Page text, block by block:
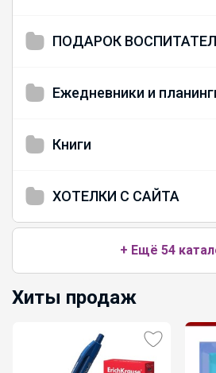
ПОДАРОК
Ежедневники и
Книги
ХОТЕЛКИ С САЙТА
+ Ещё 54
Хиты продаж